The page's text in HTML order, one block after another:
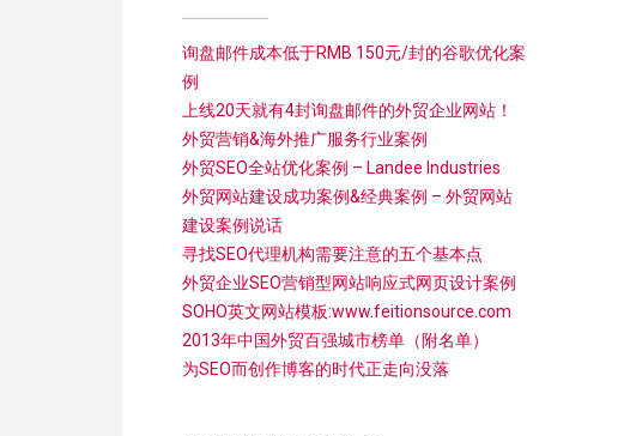
询盘邮件成本低于RMB 150元/封的谷歌优化案
例
上线20天就有4封询盘邮件的外贸企业网站！
外贸营销&海外推广服务行业案例
外贸SEO全站优化案例 – Landee Industries
外贸网站建设成功案例&经典案例 – 外贸网站
建设案例说话
寻找SEO代理机构需要注意的五个基本点
外贸企业SEO营销型网站响应式网页设计案例
SOHO英文网站模板:www.feitionsource.com
2013年中国外贸百强城市榜单（附名单）
为SEO而创作博客的时代正走向没落